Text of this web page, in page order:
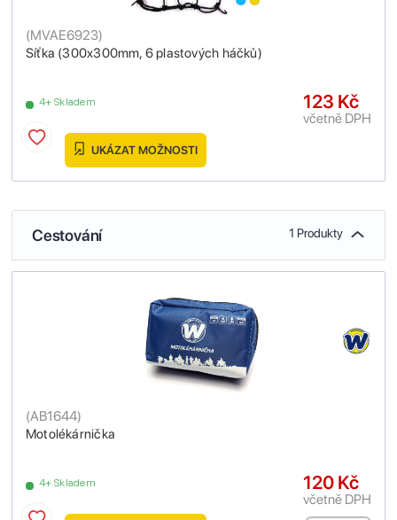
Síťka (300x300mm, 6 plastových háčků)
(MVAE6923)
4+ Skladem 123 Kč
včetně DPH
UKÁZAT MOŽNOSTI
Cestování 1 Produkty
Motolékárnička
(AB1644)
4+ Skladem 120 Kč
včetně DPH